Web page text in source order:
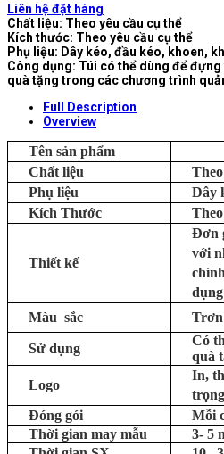
Liên hệ đặt hàng
Chất liệu: Theo yêu cầu cụ thể
Kích thước: Theo yêu cầu cụ thể
Phụ liệu: Dây kéo, đầu kéo, khoen,
Công dụng: Túi có thể dùng để
quà tặng trong các chương trình
Full Description
Overview
Tên sản phẩm
Chất liệu
Phụ liệu
Dây
Kích Thước
Thiết kế
Đơn
với
Màu sắc
Trơn
Sử dụng
Có
quà
Logo
In,
trọng
Đóng gói
Mỗi
Thời gian may mẫu
3- 5